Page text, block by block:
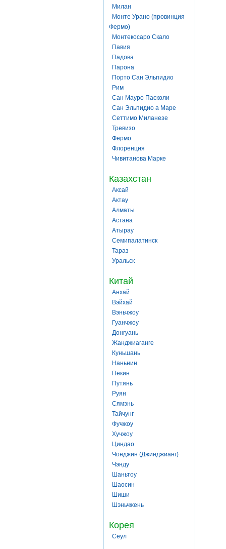
Милан
Монте Урано (провинция
Фермо)
Монтекосаро Скало
Павия
Падова
Парона
Порто Сан Эльпидио
Рим
Сан Мауро Пасколи
Сан Эльпидио а Маре
Сеттимо Миланезе
Тревизо
Фермо
Флоренция
Чивитанова Марке
Казахстан
Аксай
Актау
Алматы
Астана
Атырау
Семипалатинск
Тараз
Уральск
Китай
Анхай
Вэйхай
Вэньчжоу
Гуанчжоу
Донгуань
Жанджиаганге
Куньшань
Наньнин
Пекин
Путянь
Руян
Сямэнь
Тайчунг
Фучжоу
Хучжоу
Циндао
Чонджин (Джинджианг)
Чэнду
Шаньтоу
Шаосин
Шиши
Шэньчжень
Корея
Сеул